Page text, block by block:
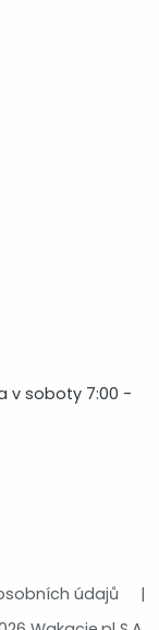
v soboty 7:00 -
údajů
|